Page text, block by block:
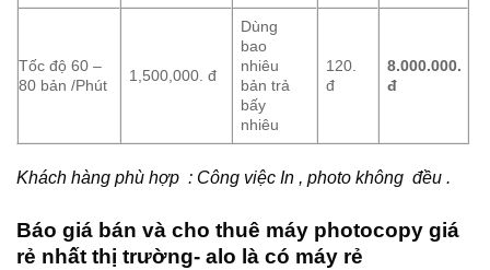
Tốc độ 60 –
80 bản /Phút
1,500,000. đ
Dùng
bao
nhiêu
bản trả
bấy
nhiêu
120.
đ
8.000.000.
đ
Khách hàng phù hợp : Công việc In , photo không đều .
Báo giá bán và cho thuê máy photocopy giá
rẻ nhất thị trường- alo là có máy rẻ